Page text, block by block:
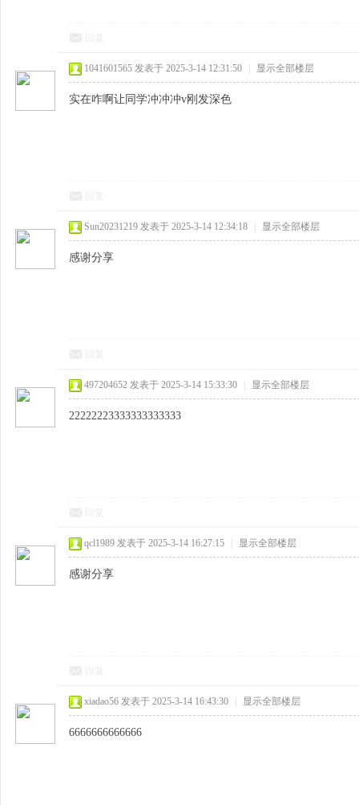
1041601565 发表于 2025-3-14 12:31:50 显示全部楼层
实在咋啊让同学冲冲冲v刚发深色
Sun20231219 发表于 2025-3-14 12:34:18 显示全部楼层
感谢分享
497204652 发表于 2025-3-14 15:33:30 显示全部楼层
22222223333333333333
qcl1989 发表于 2025-3-14 16:27:15 显示全部楼层
感谢分享
xiadao56 发表于 2025-3-14 16:43:30 显示全部楼层
6666666666666